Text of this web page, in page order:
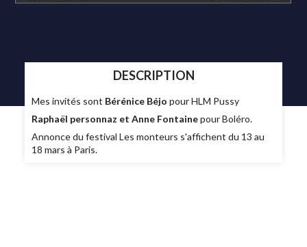
DESCRIPTION
Mes invités sont Bérénice Béjo pour HLM Pussy
Raphaël personnaz et Anne Fontainepour Boléro.
Annonce du festival Les monteurs s'affichent du 13 au
18 mars à Paris.